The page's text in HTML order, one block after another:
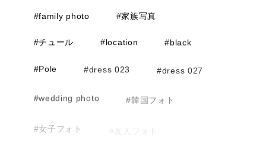
#family photo #家族写真
#チュール #location #black
#Pole #dress 023 #dress 027
#wedding photo #韓国フォト